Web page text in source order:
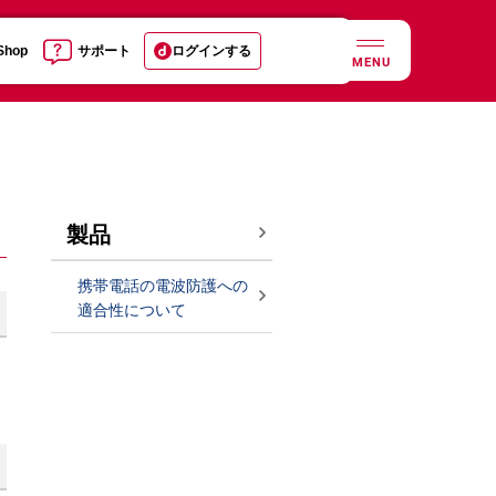
サポート ログインする
MENU
製品
携帯電話の電波防護への
適合性について